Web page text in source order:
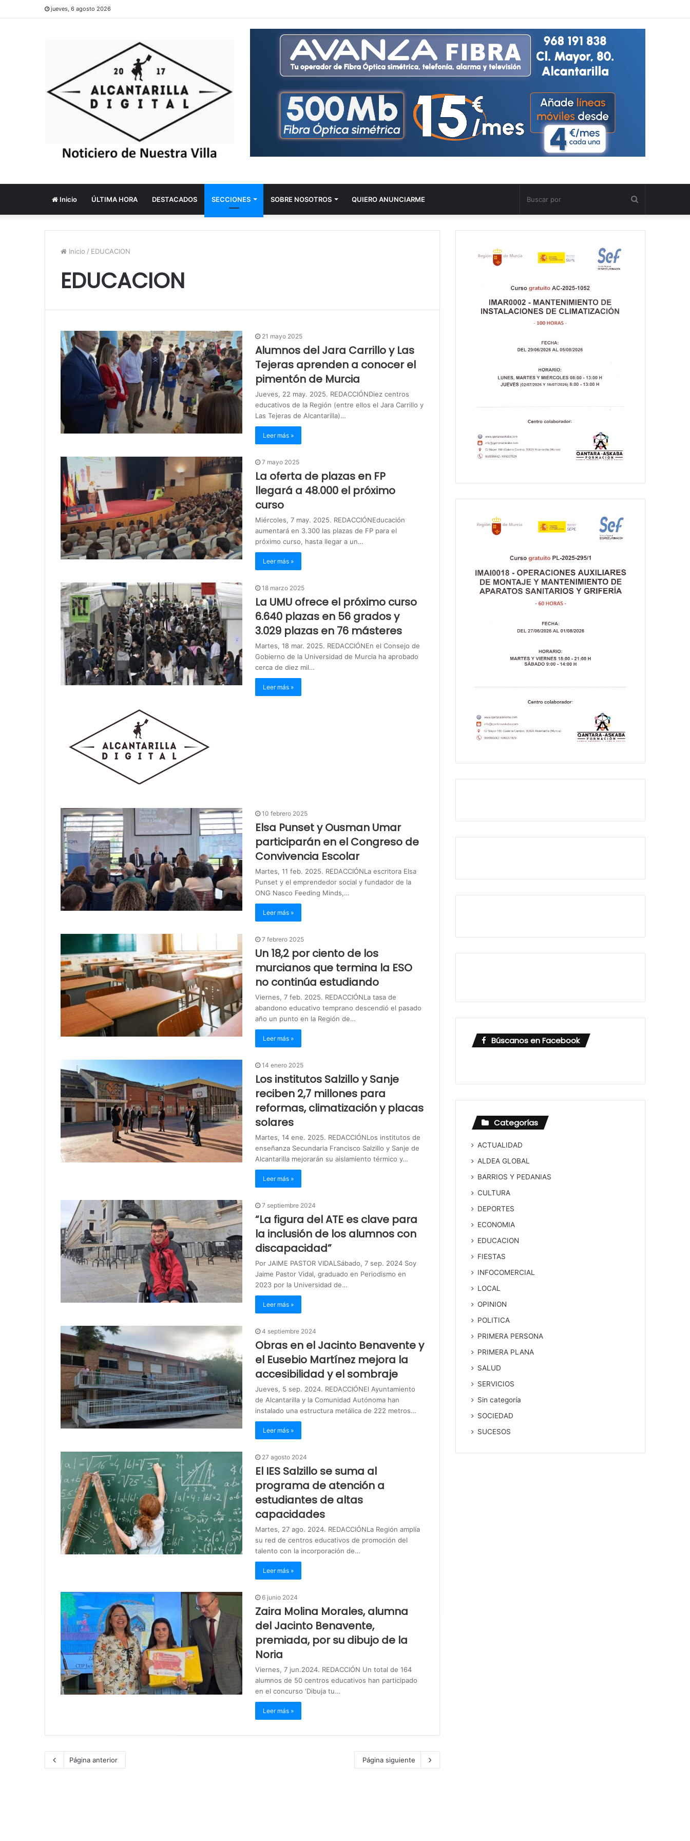
jueves, 6 agosto 2026
Inicio ÚLTIMA HORA DESTACADOS SECCIONES SOBRE NOSOTROS QUIERO ANUNCIARME
por
Inicio / EDUCACION
EDUCACION
21 mayo 2025
Alumnos del Jara Carrillo y Las
Tejeras aprenden a conocer el
pimentón de Murcia
Jueves, 22 may. 2025. REDACCIÓNDiez centros
educativos de la Región (entre ellos el Jara Carrillo y
Las Tejeras de Alcantarilla)…
Leer más »
7 mayo 2025
La oferta de plazas en FP
llegará a 48.000 el próximo
curso
Miércoles, 7 may. 2025. REDACCIÓNEducación
aumentará en 3.300 las plazas de FP para el
próximo curso, hasta llegar a un…
Leer más »
18 marzo 2025
La UMU ofrece el próximo curso
6.640 plazas en 56 grados y
3.029 plazas en 76 másteres
Martes, 18 mar. 2025. REDACCIÓNEn el Consejo de
Gobierno de la Universidad de Murcia ha aprobado
cerca de diez mil…
Leer más »
10 febrero 2025
Elsa Punset y Ousman Umar
participarán en el Congreso de
Convivencia Escolar
Martes, 11 feb. 2025. REDACCIÓNLa escritora Elsa
Punset y el emprendedor social y fundador de la
ONG Nasco Feeding Minds,…
Leer más »
7 febrero 2025
Un 18,2 por ciento de los
murcianos que termina la ESO
no continúa estudiando
Viernes, 7 feb. 2025. REDACCIÓNLa tasa de
abandono educativo temprano descendió el pasado
año un punto en la Región de…
Leer más »
14 enero 2025
Los institutos Salzillo y Sanje
reciben 2,7 millones para
reformas, climatización y placas
solares
Martes, 14 ene. 2025. REDACCIÓNLos institutos de
enseñanza Secundaria Francisco Salzillo y Sanje de
Alcantarilla mejorarán su aislamiento térmico y…
Leer más »
7 septiembre 2024
“La figura del ATE es clave para
la inclusión de los alumnos con
discapacidad”
Por JAIME PASTOR VIDALSábado, 7 sep. 2024 Soy
Jaime Pastor Vidal, graduado en Periodismo en
2023 por la Universidad de…
Leer más »
4 septiembre 2024
Obras en el Jacinto Benavente y
el Eusebio Martínez mejora la
accesibilidad y el sombraje
Jueves, 5 sep. 2024. REDACCIÓNEl Ayuntamiento
de Alcantarilla y la Comunidad Autónoma han
instalado una estructura metálica de 222 metros…
Leer más »
27 agosto 2024
El IES Salzillo se suma al
programa de atención a
estudiantes de altas
capacidades
Martes, 27 ago. 2024. REDACCIÓNLa Región amplía
su red de centros educativos de promoción del
talento con la incorporación de…
Leer más »
6 junio 2024
Zaira Molina Morales, alumna
del Jacinto Benavente,
premiada, por su dibujo de la
Noria
Viernes, 7 jun.2024. REDACCIÓN Un total de 164
alumnos de 50 centros educativos han participado
en el concurso ‘Dibuja tu…
Leer más »
Página anterior Página siguiente
Búscanos en Facebook
Categorías
ACTUALIDAD
ALDEA GLOBAL
BARRIOS Y PEDANIAS
CULTURA
DEPORTES
ECONOMIA
EDUCACION
FIESTAS
INFOCOMERCIAL
LOCAL
OPINION
POLITICA
PRIMERA PERSONA
PRIMERA PLANA
SALUD
SERVICIOS
Sin categoría
SOCIEDAD
SUCESOS